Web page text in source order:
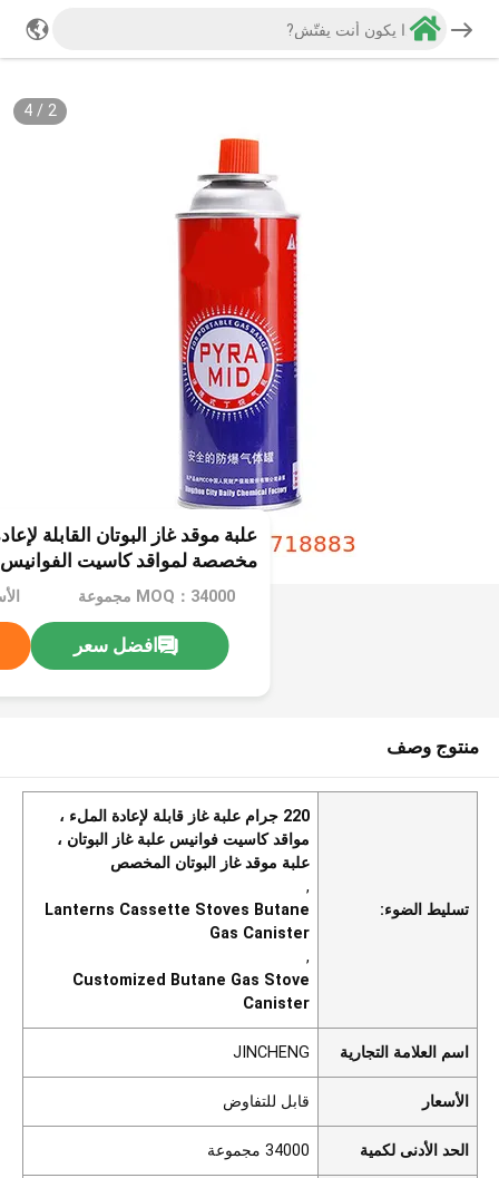
2
/
4
مخصصة لمواقد كاسيت الفوانيس
MOQ：34000 مجموعة
افضل سعر
منتوج وصف
تسليط الضوء:
220 جرام علبة غاز قابلة لإعادة الملء ،
مواقد كاسيت فوانيس علبة غاز البوتان ،
علبة موقد غاز البوتان المخصص
,
Lanterns Cassette Stoves Butane
Gas Canister
,
Customized Butane Gas Stove
Canister
اسم العلامة التجارية JINCHENG
الأسعار قابل للتفاوض
الحد الأدنى لكمية 34000 مجموعة